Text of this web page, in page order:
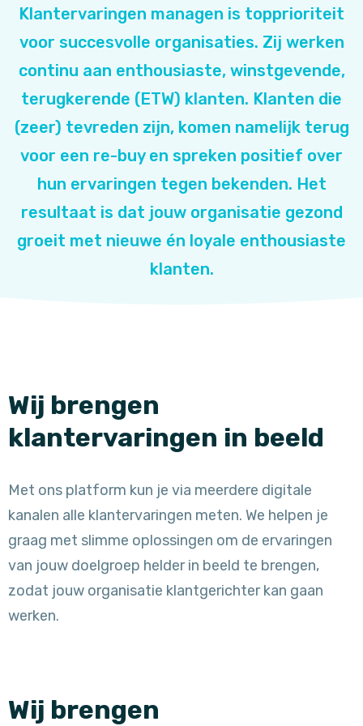
Klantervaringen managen is topprioriteit
voor succesvolle organisaties. Zij werken
continu aan enthousiaste, winstgevende,
terugkerende (ETW) klanten. Klanten die
(zeer) tevreden zijn, komen namelijk terug
voor een re-buy en spreken positief over
hun ervaringen tegen bekenden. Het
resultaat is dat jouw organisatie gezond
groeit met nieuwe én loyale enthousiaste
klanten.
Wij brengen
klantervaringen in beeld
Met ons platform kun je via meerdere digitale
kanalen alle klantervaringen meten. We helpen je
graag met slimme oplossingen om de ervaringen
van jouw doelgroep helder in beeld te brengen,
zodat jouw organisatie klantgerichter kan gaan
werken.
Wij brengen